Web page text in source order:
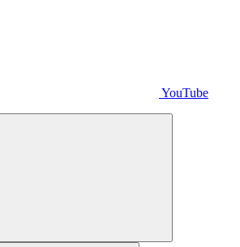
YouTube